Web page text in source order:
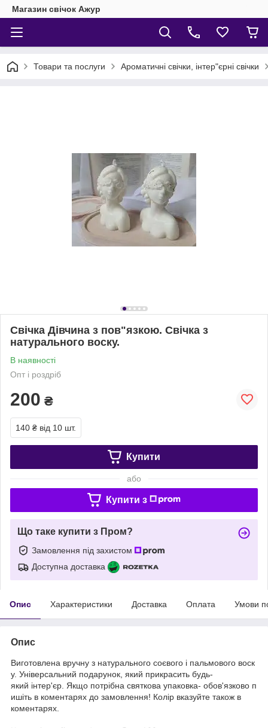
Магазин свічок Ажур
Товари та послуги Ароматичні свічки, інтер"єрні свічки
Свічка Дівчина з пов"язкою. Свічка з
натурального воску.
В наявності
Опт і роздріб
200 ₴
140 ₴ від 10 шт.
Купити
або
Купити з
Що таке купити з Пром?
Замовлення під захистом
Доступна доставка
Опис Характеристики Доставка Оплата Умови
Опис
Виготовлена вручну з натурального соєвого і пальмового воск
у. Універсальний подарунок, який прикрасить будь-
який інтер'єр. Якщо потрібна святкова упаковка- обов'язково п
ишіть в коментарях до замовлення! Колір вказуйте також в
коментарях.